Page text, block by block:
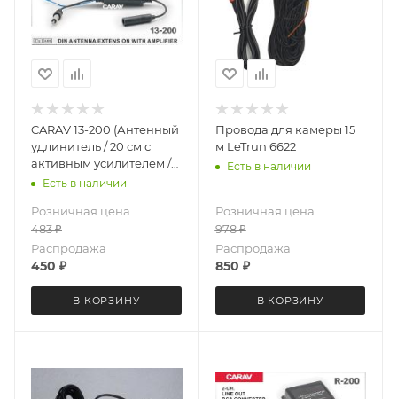
CARAV 13-200 (Антенный
удлинитель / 20 см с
активным усилителем /
DIN(f) - DIN(m)
Есть в наличии
Розничная цена
483₽
Распродажа
450 ₽
В КОРЗИНУ
Провода для камеры 15
м LeTrun 6622
Есть в наличии
Розничная цена
978₽
Распродажа
850 ₽
В КОРЗИНУ